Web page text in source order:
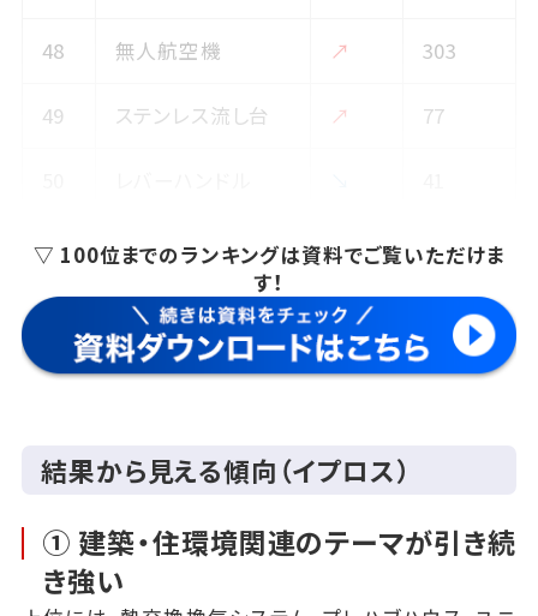
48 無人航空機 ↗ 303
49 ステンレス流し台 ↗ 77
▽ 100位までのランキングは資料でご覧いただけま
す！
結果から見える傾向（イプロス）
① 建築・住環境関連のテーマが引き続
き強い